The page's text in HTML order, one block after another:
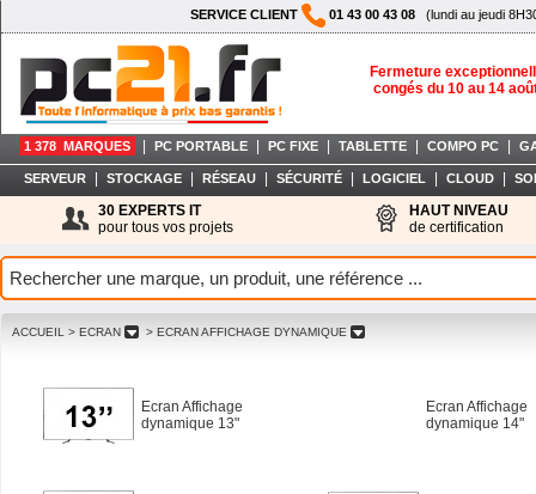
SERVICE CLIENT 01 43 00 43 08 (lundi au jeudi
Fermeture
congés du 10 au 14
1 378 MARQUES PC PORTABLE PC FIXE TABLETTE COMPO PC
SERVEUR STOCKAGE RÉSEAU SÉCURITÉ LOGICIEL CLOUD
30 EXPERTS IT
pour tous vos projets
HAUT NIVEAU
de certification
ACCUEIL > ECRAN > ECRAN AFFICHAGE DYNAMIQUE
Ecran Affichage
dynamique 13"
Ecran Affichage
dynamique 14"